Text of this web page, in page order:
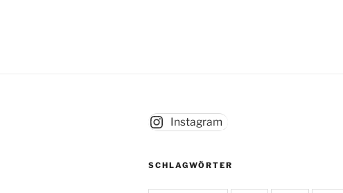
Instagram
SCHLAGWÖRTER